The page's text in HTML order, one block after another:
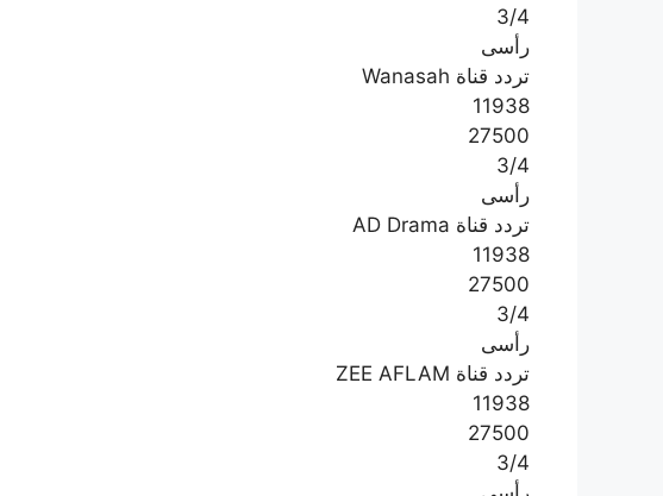
3/4
رأسى
تردد قناة Wanasah
11938
27500
3/4
رأسى
تردد قناة AD Drama
11938
27500
3/4
رأسى
تردد قناة ZEE AFLAM
11938
27500
3/4